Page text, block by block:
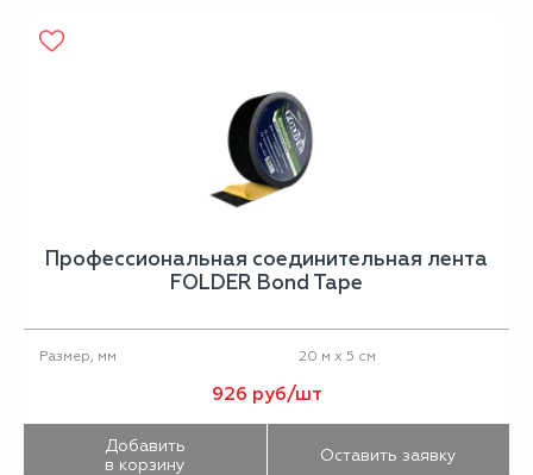
Профессиональная соединительная лента
FOLDER Bond Tape
Размер, мм 20 м х 5 см
926 руб/шт
Добавить
в корзину
Оставить заявку